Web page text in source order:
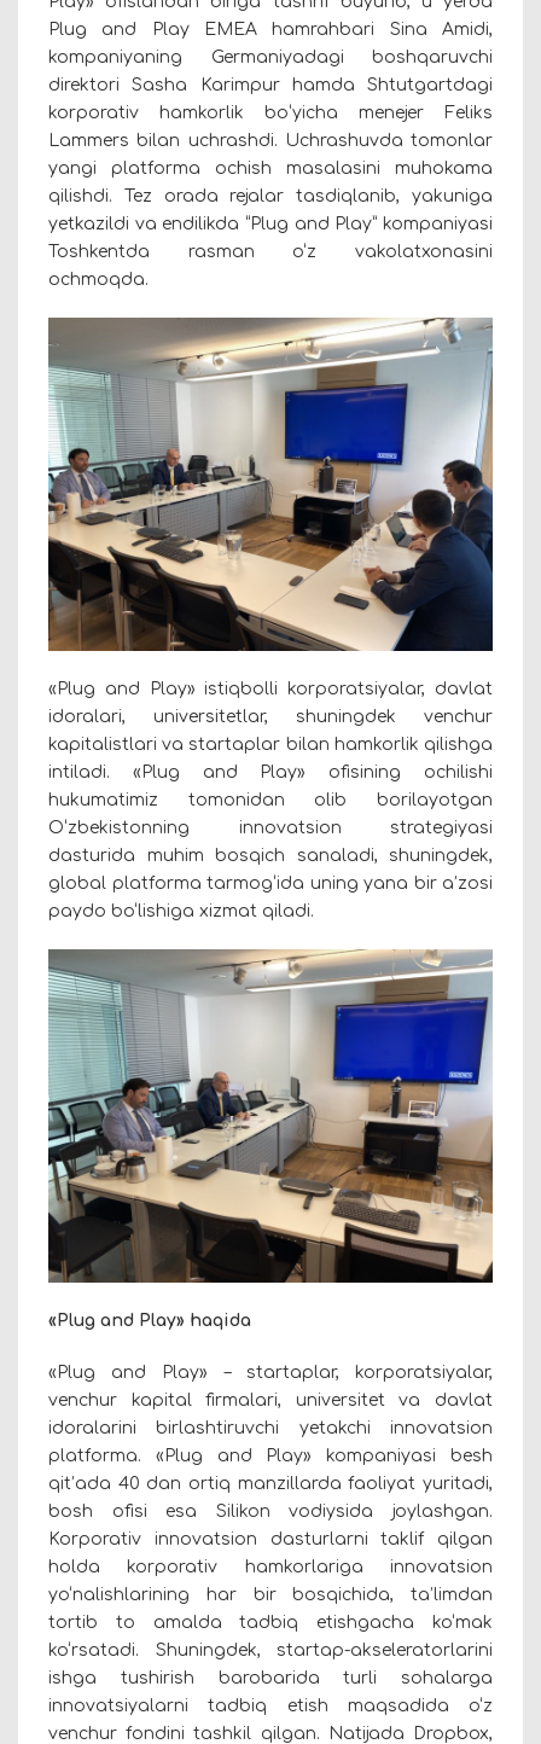
Plug and Play EMEA hamrahbari Sina Amidi,
kompaniyaning Germaniyadagi boshqaruvchi
direktori Sasha Karimpur hamda Shtutgartdagi
korporativ hamkorlik boʻyicha menejer Feliks
Lammers bilan uchrashdi. Uchrashuvda tomonlar
yangi platforma ochish masalasini muhokama
qilishdi. Tez orada rejalar tasdiqlanib, yakuniga
yetkazildi va endilikda “Plug and Play” kompaniyasi
Toshkentda rasman o‘z vakolatxonasini
ochmoqda.
«Plug and Play» istiqbolli korporatsiyalar, davlat
idoralari, universitetlar, shuningdek venchur
kapitalistlari va startaplar bilan hamkorlik qilishga
intiladi.
«Plug and Play» ofisining ochilishi
hukumatimiz tomonidan olib borilayotgan
O‘zbekistonning innovatsion strategiyasi
dasturida muhim bosqich sanaladi, shuningdek,
global platforma tarmog‘ida uning yana bir a’zosi
paydo bo‘lishiga xizmat qiladi.
«Plug and Play» haqida
«Plug and Play» – startaplar, korporatsiyalar,
venchur kapital firmalari, universitet va davlat
idoralarini birlashtiruvchi yetakchi innovatsion
platforma. « Plug and Play» kompaniyasi besh
qit’ada 40 dan ortiq manzillarda faoliyat yuritadi,
bosh ofisi esa Silikon vodiysida joylashgan.
Korporativ innovatsion dasturlarni taklif qilgan
holda korporativ hamkorlariga innovatsion
yo‘nalishlarining har bir bosqichida, ta’limdan
tortib to amalda tadbiq etishgacha ko‘mak
ko‘rsatadi. Shuningdek, startap-akseleratorlarini
ishga tushirish barobarida turli sohalarga
innovatsiyalarni tadbiq etish maqsadida o‘z
venchur fondini tashkil qilgan. Natijada Dropbox,